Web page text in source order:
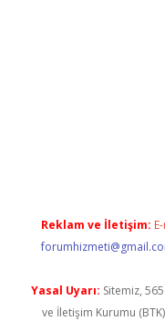
Reklam ve İletişim:
Yasal Uyarı: Sitemiz,
ve İletişim Kurumu